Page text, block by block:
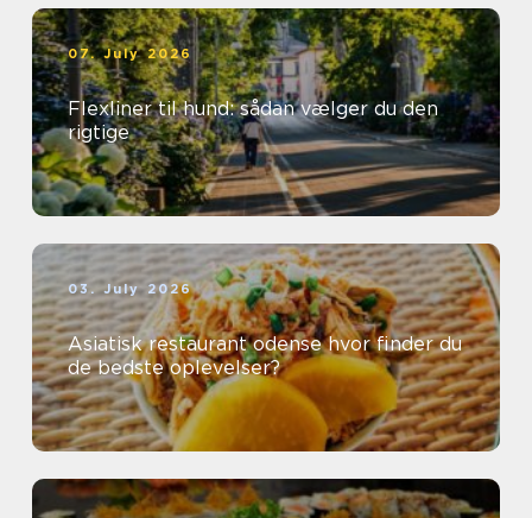
07. July 2026
Flexliner til hund: sådan vælger du den
rigtige
03. July 2026
Asiatisk restaurant odense hvor finder du
de bedste oplevelser?